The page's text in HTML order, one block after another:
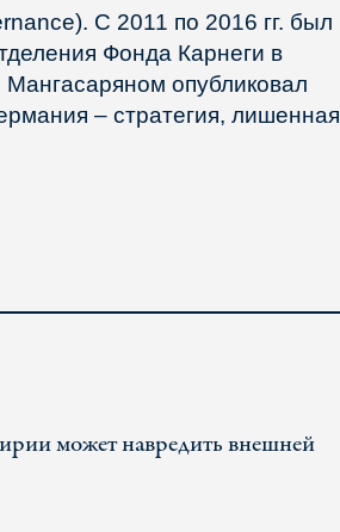
С 2011 по 2016 гг. был
Фонда Карнеги в
опубликовал
– стратегия, лишенная
может навредить внешней